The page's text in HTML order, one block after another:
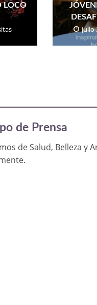
LOCO
julio
de Prensa
de Salud, Belleza y